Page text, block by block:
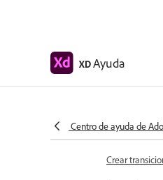
XDAyuda
Centro de ayuda de
comandos de
Crear